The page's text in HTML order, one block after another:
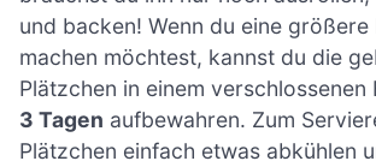
und backen! Wenn du eine größere
machen möchtest, kannst du die
Plätzchen in einem verschlossenen
3 Tagen aufbewahren. Zum
Plätzchen einfach etwas abkühlen